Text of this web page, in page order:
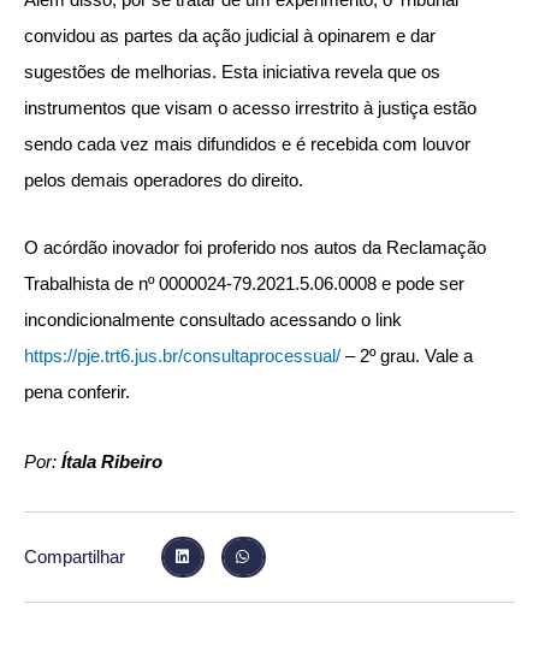
convidou as partes da ação judicial à opinarem e dar
sugestões de melhorias. Esta iniciativa revela que os
instrumentos que visam o acesso irrestrito à justiça estão
sendo cada vez mais difundidos e é recebida com louvor
pelos demais operadores do direito.
O acórdão inovador foi proferido nos autos da Reclamação
Trabalhista de nº 0000024-79.2021.5.06.0008 e pode ser
incondicionalmente consultado acessando o link
https://pje.trt6.jus.br/consultaprocessual/ – 2º grau. Vale a
pena conferir.
Por: Ítala Ribeiro
Compartilhar